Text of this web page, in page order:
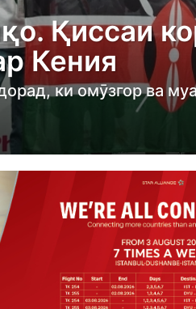
Қиссаи
Кения
ки омӯзгор ва